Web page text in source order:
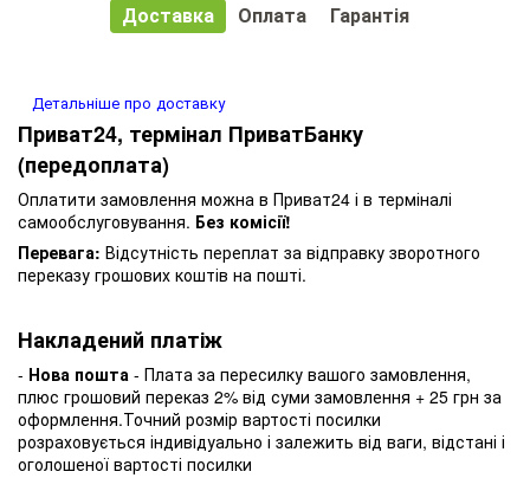
Доставка Оплата Гарантія
Детальніше про доставку
Приват24, термінал ПриватБанку
(передоплата)
Оплатити замовлення можна в Приват24 і в терміналі
самообслуговування. Без комісії!
Перевага: Відсутність переплат за відправку зворотного
переказу грошових коштів на пошті.
Накладений платіж
- Нова пошта - Плата за пересилку вашого замовлення,
плюс грошовий переказ 2% від суми замовлення + 25 грн за
оформлення.Точний розмір вартості посилки
розраховується індивідуально і залежить від ваги, відстані і
оголошеної вартості посилки